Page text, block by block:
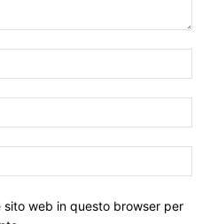
sito web in questo browser per